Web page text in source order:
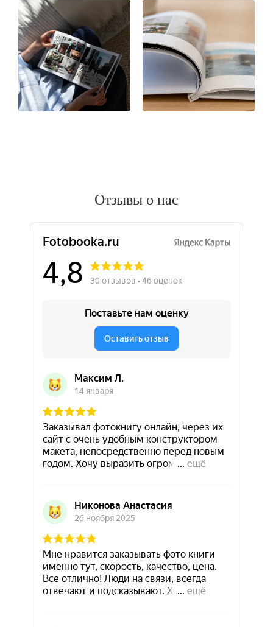
Отзывы о нас